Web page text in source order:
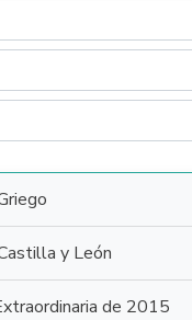
y León
de 2015